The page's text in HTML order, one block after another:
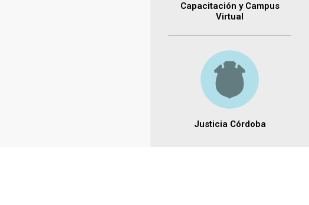
Capacitación y Campus
Virtual
Justicia Córdoba